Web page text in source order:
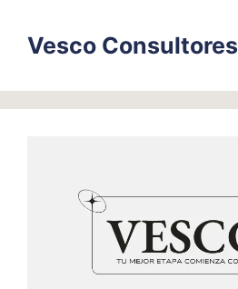
contentVesco Consultores